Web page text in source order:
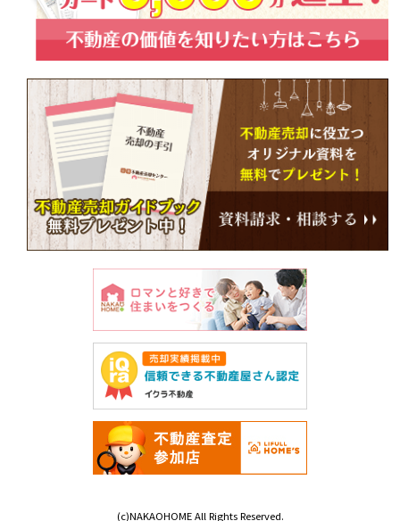
(c)NAKAOHOME All Rights Reserved.